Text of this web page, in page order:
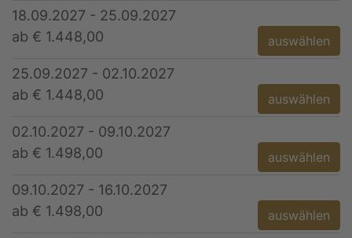
18.09.2027 - 25.09.2027
ab € 1.448,00
auswählen
25.09.2027 - 02.10.2027
ab € 1.448,00
auswählen
02.10.2027 - 09.10.2027
ab € 1.498,00
auswählen
09.10.2027 - 16.10.2027
ab € 1.498,00
auswählen